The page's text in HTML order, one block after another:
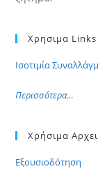
Χρησιμα Links
Ισοτιμία
Περισσότερα…
Χρήσιμα
Εξουσιοδότηση